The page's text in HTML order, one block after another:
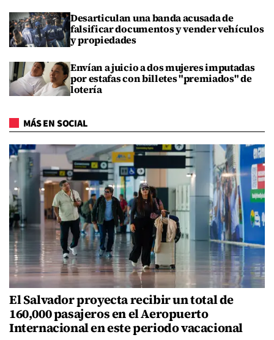
Desarticulan una banda acusada de
falsificar documentos y vender vehículos
y propiedades
Envían a juicio a dos mujeres imputadas
por estafas con billetes "premiados" de
lotería
MÁS EN SOCIAL
El Salvador proyecta recibir un total de
160,000 pasajeros en el Aeropuerto
Internacional en este periodo vacacional